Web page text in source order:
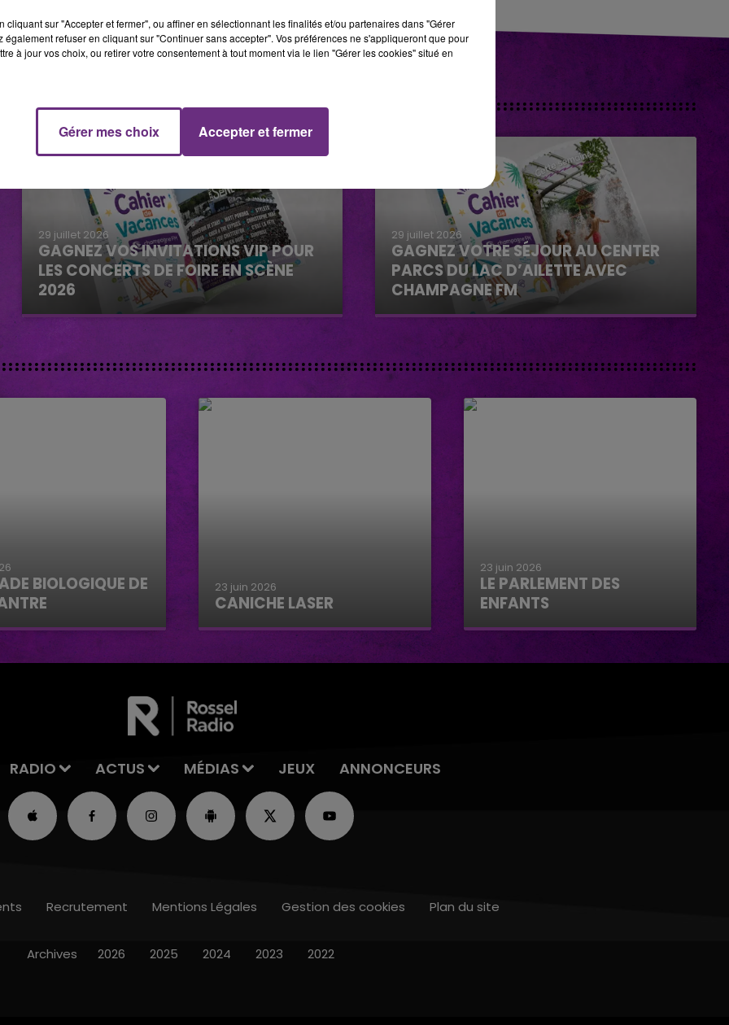
29 juillet 2026
GAGNEZ VOS INVITATIONS VIP POUR
LES CONCERTS DE FOIRE EN SCÈNE
2026
29 juillet 2026
GAGNEZ VOTRE SÉJOUR AU CENTER
PARCS DU LAC D’AILETTE AVEC
CHAMPAGNE FM
BIOLOGIQUE DE
biologique de
23 juin 2026
CANICHE LASER
Caniche Laser
23 juin 2026
LE PARLEMENT DES
ENFANTS
Le parlement des enfants
RADIO ACTUS MÉDIAS JEUX ANNONCEURS
Recrutement Mentions Légales Gestion des cookies Plan du site
Archives 2026 2025 2024 2023 2022
cliquant sur "Accepter et fermer", ou affiner en sélectionnant les finalités et/ou partenaires dans "Gérer
également refuser en cliquant sur "Continuer sans accepter". Vos préférences ne s'appliqueront que pour
à jour vos choix, ou retirer votre consentement à tout moment via le lien "Gérer les cookies" situé en
Gérer mes choix Accepter et fermer